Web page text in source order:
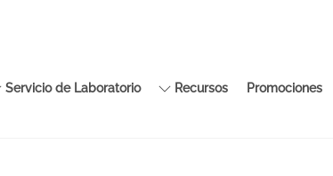
Servicio de Laboratorio Recursos Promociones